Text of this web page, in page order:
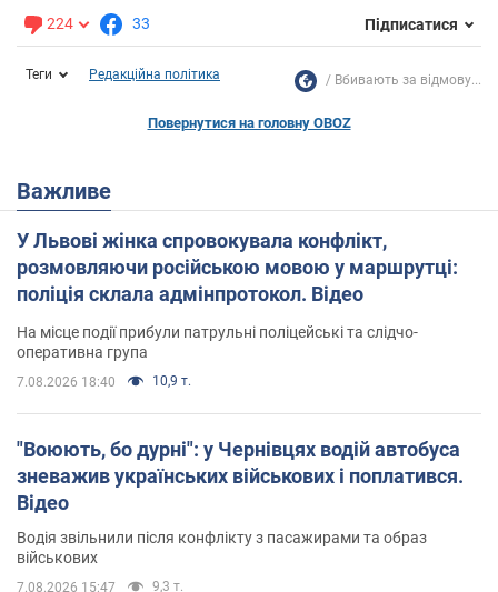
224 33 Підписатися
Теги Редакційна політика Вбивають за відмову...
Повернутися на головну OBOZ
Важливе
У Львові жінка спровокувала конфлікт,
розмовляючи російською мовою у маршрутці:
поліція склала адмінпротокол. Відео
На місце події прибули патрульні поліцейські та слідчо-
оперативна група
7.08.2026 18:40 10,9 т.
"Воюють, бо дурні": у Чернівцях водій автобуса
зневажив українських військових і поплатився.
Відео
Водія звільнили після конфлікту з пасажирами та образ
військових
7.08.2026 15:47 9,3 т.